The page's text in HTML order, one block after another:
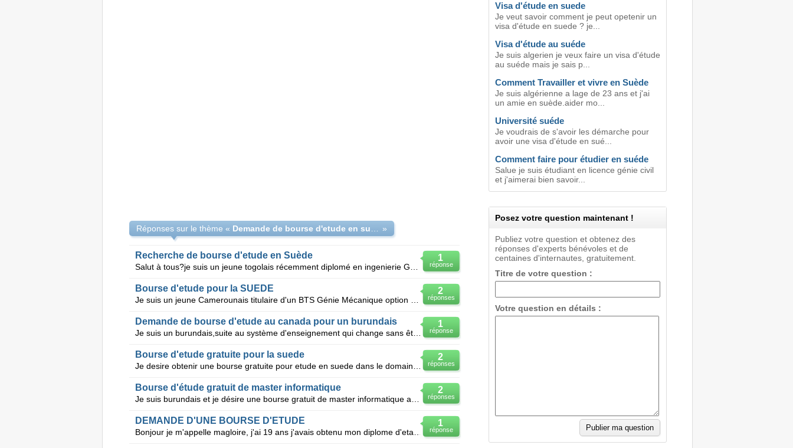
Réponses sur le thème « »
1
réponse
Recherche de bourse d'etude en Suède
2
réponses
Bourse d'etude pour la SUEDE
1
réponse
Demande de bourse d'etude au canada pour un burundais
Je suis un burundais,suite au système d'enseignement qui change sans être préparé,je préfère demande
2
réponses
Bourse d'etude gratuite pour la suede
2
réponses
Bourse d'étude gratuit de master informatique
1
réponse
DEMANDE D'UNE BOURSE D'ETUDE
Visa d'étude en suede
Je veut savoir comment je peut opetenir un
visa d'étude en suede ? je...
Visa d'étude au suéde
Je suis algerien je veux faire un visa d'étude
au suéde mais je sais p...
Comment Travailler et vivre en Suède
Je suis algérienne a lage de 23 ans et j'ai
un amie en suède.aider mo...
Université suéde
Je voudrais de s'avoir les démarche pour
avoir une visa d'étude en sué...
Comment faire pour étudier en suéde
Salue je suis étudiant en licence génie civil
et j'aimerai bien savoir...
Posez votre question maintenant !
Publiez votre question et obtenez des
réponses d'experts bénévoles et de
centaines d'internautes, gratuitement.
Titre de votre question :
Votre question en détails :